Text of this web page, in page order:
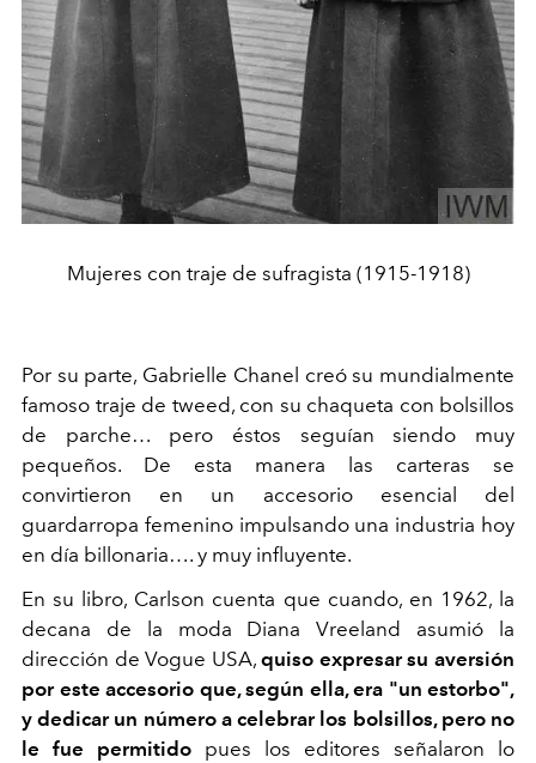
Mujeres con traje de sufragista (1915-1918)
Por su parte, Gabrielle Chanel creó su mundialmente
famoso traje de tweed, con su chaqueta con bolsillos
de parche… pero éstos seguían siendo muy
pequeños. De esta manera las carteras se
convirtieron en un accesorio esencial del
guardarropa femenino impulsando una industria hoy
en día billonaria…. y muy influyente.
En su libro, Carlson cuenta que cuando, en 1962, la
decana de la moda Diana Vreeland asumió la
dirección de Vogue USA,quiso expresar su aversión
por este accesorio que, según ella, era "un estorbo",
y dedicar un número a celebrar los bolsillos, pero no
le fue permitido pues los editores señalaron lo